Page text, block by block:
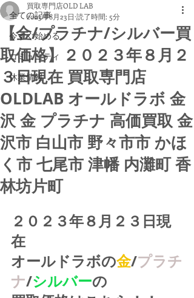
全ての記事
今すぐ始める
コミュニティ
休業情報
【金/プラチナ/シルバー買
取価格】２０２３年８月２
３日現在 買取専門店
OLDLAB オールドラボ 金
沢 金 プラチナ 高価買取 金
沢市 白山市 野々市市 かほ
く市 七尾市 津幡 内灘町 香
林坊片町
買取専門店OLD LAB
2023年8月23日 読了時間: 5分
２０２３年８月２３日現
在
オールドラボの金/プラチ
ナ/シルバーの